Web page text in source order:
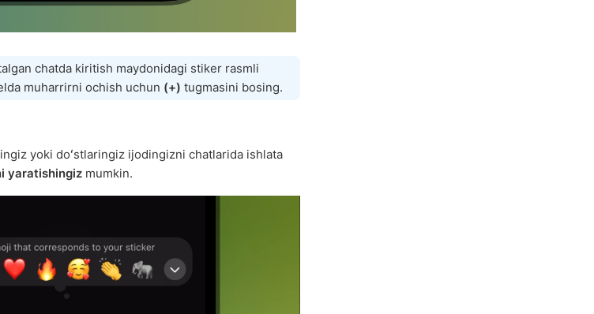
chatda kiritish maydonidagi stiker rasmli
muharrirni ochish uchun (+) tugmasini bosing.
yoki doʻstlaringiz ijodingizni chatlarida ishlata
yaratishingiz mumkin.